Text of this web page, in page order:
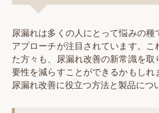
尿漏れは多くの人にとって悩みの
アプローチが注目されています。こ
た方々も、尿漏れ改善の新常識を
要性を減らすことができるかもしれ
尿漏れ改善に役立つ方法と製品につ